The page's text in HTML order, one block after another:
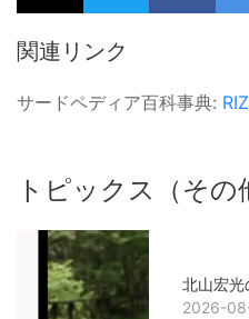
関連リンク
サードペディア百科事典:
トピックス（その
北山宏光
2026-